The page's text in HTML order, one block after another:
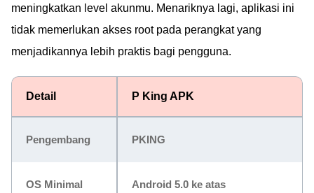
meningkatkan level akunmu. Menariknya lagi, aplikasi ini
tidak memerlukan akses root pada perangkat yang
menjadikannya lebih praktis bagi pengguna.
Detail P King APK
Pengembang PKING
OS Minimal Android 5.0 ke atas